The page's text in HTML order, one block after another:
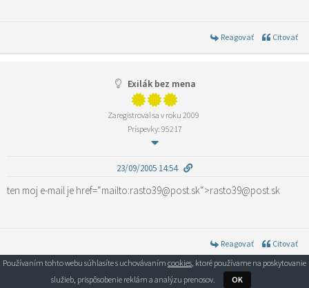
Reagovať Citovať
Exilák bez mena
Zaregistroval sa v roku 2009
Príspevky: 95217
23/09/2005 14:54
ten moj e-mail je href=“mailto:rasto39@post.sk“>rasto39@post.sk
Reagovať Citovať
Zobraziť všetky príspevky v kategórii Rady a tipy
Používaním tohto webu súhlasíte s uchovávaním cookies, ktoré používame na poskytovanie
služieb, prispôsobenie reklám a analýzu prenosov.
OK